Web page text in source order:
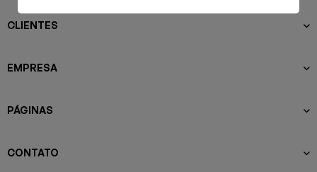
CLIENTES
EMPRESA
PÁGINAS
CONTATO